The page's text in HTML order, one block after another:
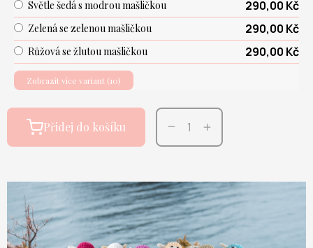
Světle šedá s modrou mašličkou 290,00 Kč
Zelená se zelenou mašličkou 290,00 Kč
Růžová se žlutou mašličkou 290,00 Kč
Zobrazit více variant (10)
Přidej do košíku